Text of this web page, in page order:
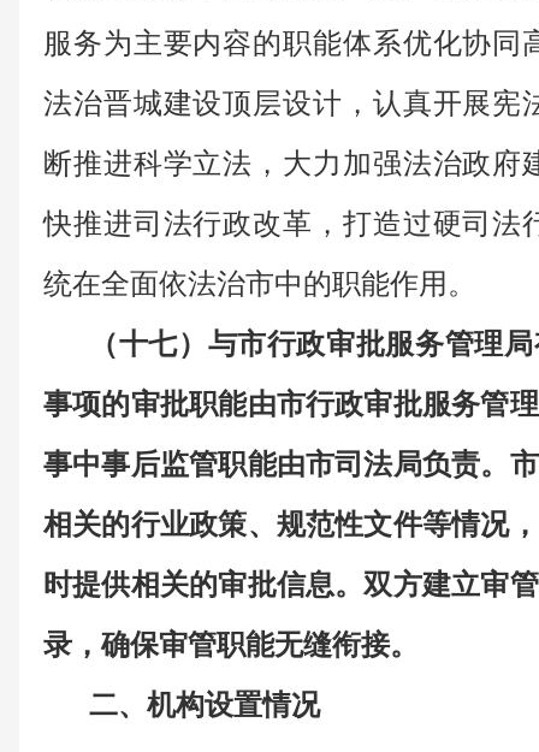
服务为主要内容的职能体系优化协同
法治晋城建设顶层设计，认真开展宪
断推进科学立法，大力加强法治政府
快推进司法行政改革，打造过硬司法
统在全面依法治市中的职能作用。
（十七）与市行政审批服务管理
事项的审批职能由市行政审批服务管
事中事后监管职能由市司法局负责。
相关的行业政策、规范性文件等情况
时提供相关的审批信息。双方建立审
录，确保审管职能无缝衔接。
二、机构设置情况